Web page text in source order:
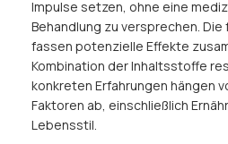
Impulse setzen, ohne eine
Behandlung zu versprechen.
fassen potenzielle Effekte
Kombination der Inhaltsstoffe
konkreten Erfahrungen hängen
Faktoren ab, einschließlich
Lebensstil.